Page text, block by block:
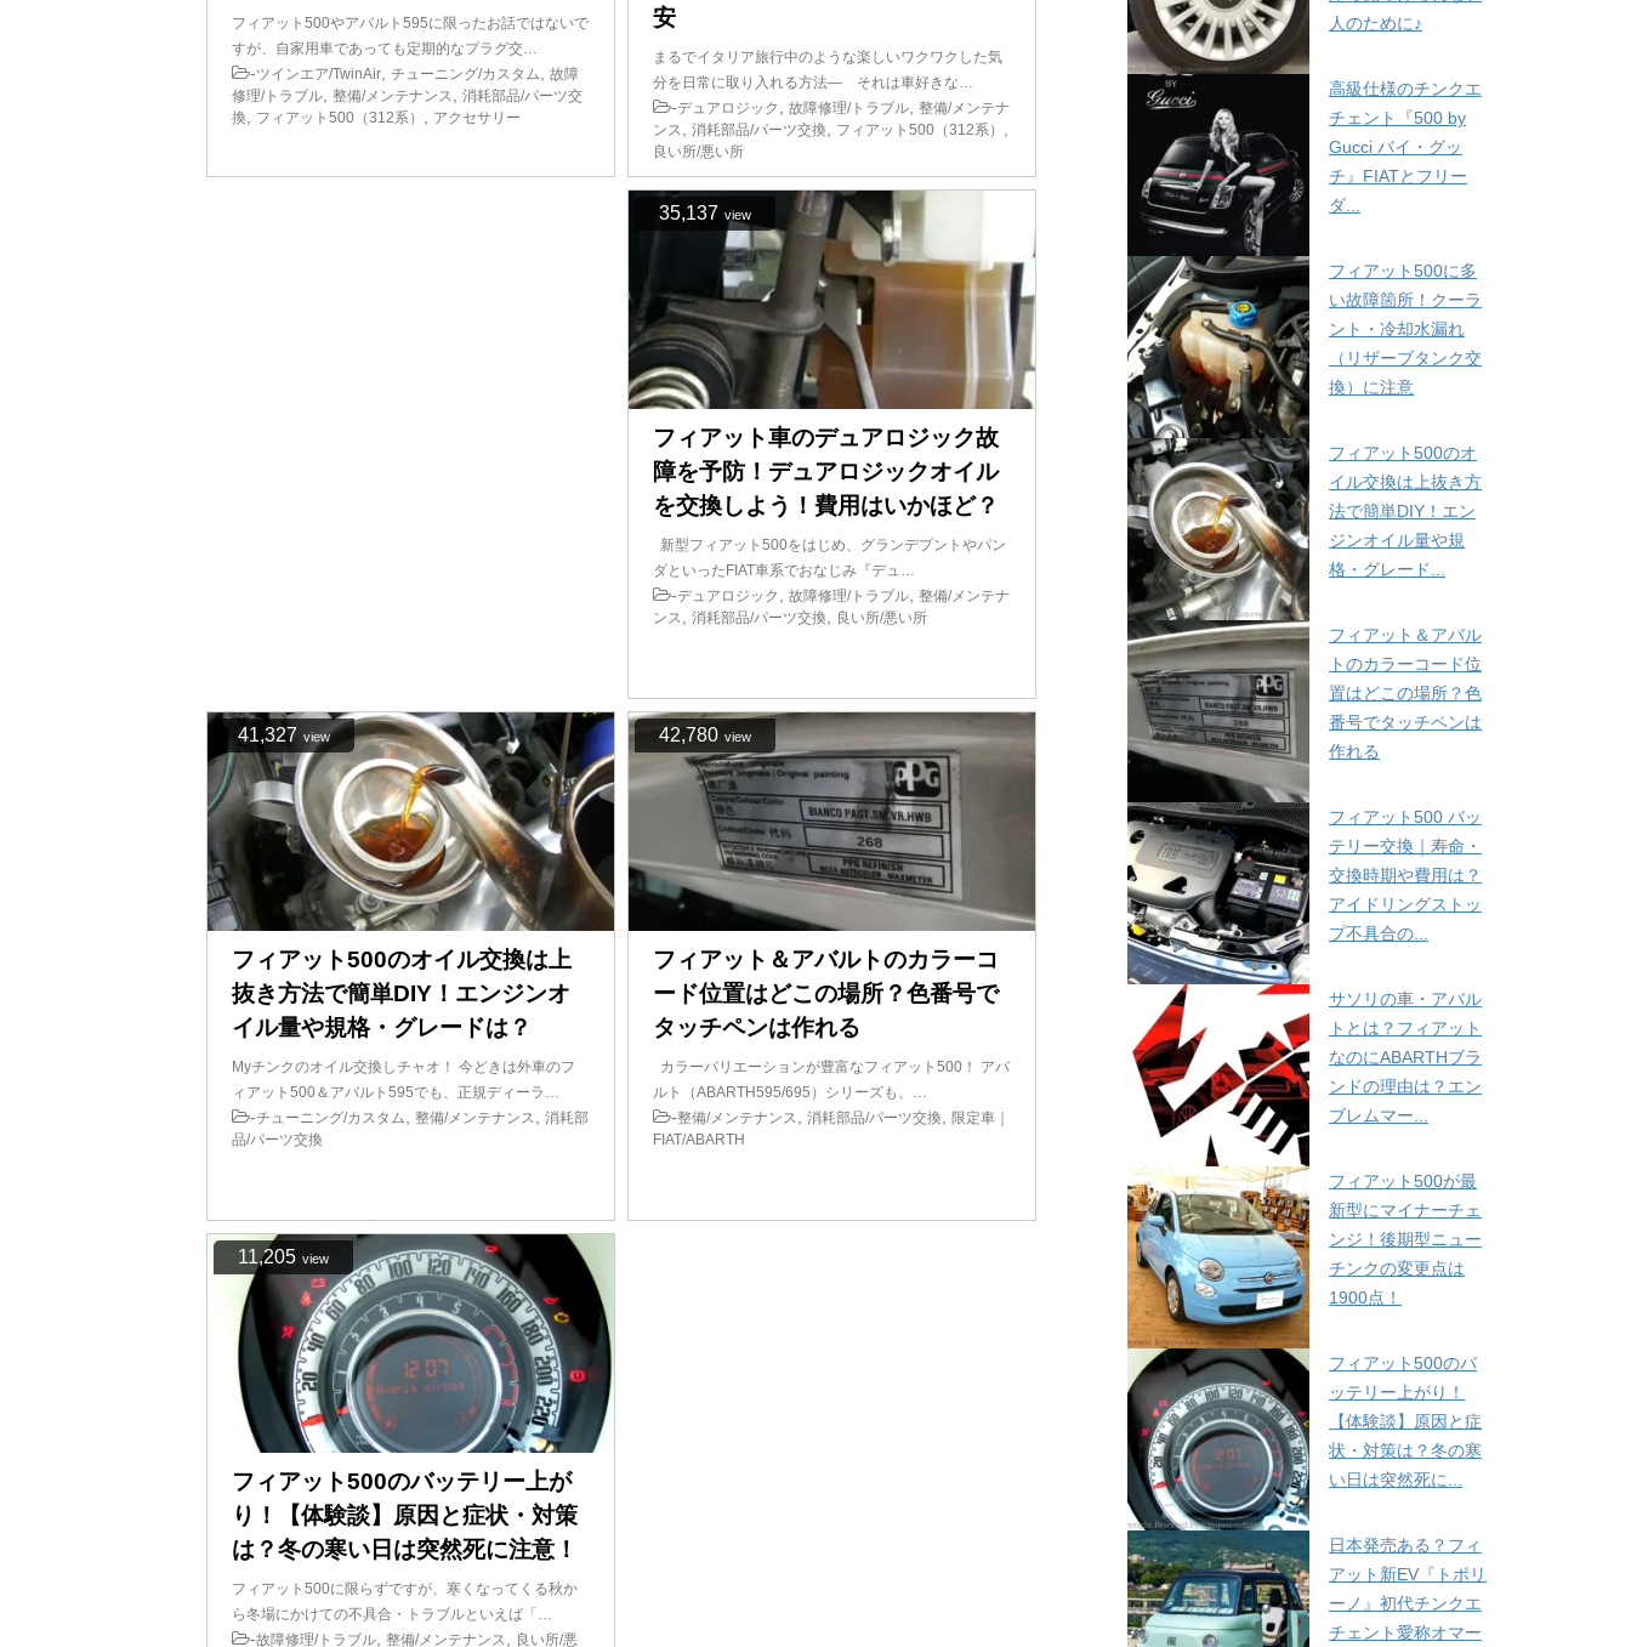
フィアット500やアバルト595に限ったお話ではないで
すが、自家用車であっても定期的なプラグ交…
-ツインエア/TwinAir, チューニング/カスタム, 故障
修理/トラブル, 整備/メンテナンス , 消耗部品/パーツ交
換, フィアット500（312系） , アクセサリー
安
まるでイタリア旅行中のような楽しいワクワクした気
分を日常に取り入れる方法― それは車好きな…
-デュアロジック , 故障修理/トラブル, 整備/メンテナ
ンス , 消耗部品/パーツ交換, フィアット500（312系） ,
良い所/悪い所
35,137 view
フィアット車のデュアロジック故
障を予防！デュアロジックオイル
を交換しよう！費用はいかほど？
新型フィアット500をはじめ、グランデプントやパン
ダといったFIAT車系でおなじみ『デュ…
-デュアロジック , 故障修理/トラブル, 整備/メンテナ
ンス , 消耗部品/パーツ交換, 良い所/悪い所
41,327 view
フィアット500のオイル交換は上
抜き方法で簡単DIY！エンジンオ
イル量や規格・グレードは？
Myチンクのオイル交換しチャオ！ 今どきは外車のフ
ィアット500＆アバルト595でも、正規ディーラ…
-チューニング/カスタム, 整備/メンテナンス , 消耗部
品/パーツ交換
42,780 view
フィアット＆アバルトのカラーコ
ード位置はどこの場所？色番号で
タッチペンは作れる
カラーバリエーションが豊富なフィアット500！ アバ
ルト（ABARTH595/695）シリーズも、…
-整備/メンテナンス , 消耗部品/パーツ交換, 限定車｜
FIAT/ABARTH
11,205 view
フィアット500のバッテリー上が
り！【体験談】原因と症状・対策
は？冬の寒い日は突然死に注意！
フィアット500に限らずですが、寒くなってくる秋か
ら冬場にかけての不具合・トラブルといえば「…
-故障修理/トラブル, 整備/メンテナンス , 良い所/悪
人のために♪
高級仕様のチンクエ
チェント『500 by
Gucci バイ・グッ
チ』FIATとフリー
ダ...
フィアット500に多
い故障箇所！クーラ
ント・冷却水漏れ
（リザーブタンク交
換）に注意
フィアット500のオ
イル交換は上抜き方
法で簡単DIY！エン
ジンオイル量や規
格・グレード...
フィアット＆アバル
トのカラーコード位
置はどこの場所？色
番号でタッチペンは
作れる
フィアット500 バッ
テリー交換｜寿命・
交換時期や費用は？
アイドリングストッ
プ不具合の...
サソリの車・アバル
トとは？フィアット
なのにABARTHブラ
ンドの理由は？エン
ブレムマー...
フィアット500が最
新型にマイナーチェ
ンジ！後期型ニュー
チンクの変更点は
1900点！
フィアット500のバ
ッテリー上がり！
【体験談】原因と症
状・対策は？冬の寒
い日は突然死に...
日本発売ある？フィ
アット新EV『トポリ
ーノ』初代チンクエ
チェント愛称オマー